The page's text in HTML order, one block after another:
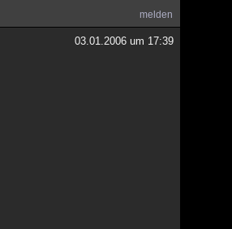
melden
03.01.2006 um 17:39